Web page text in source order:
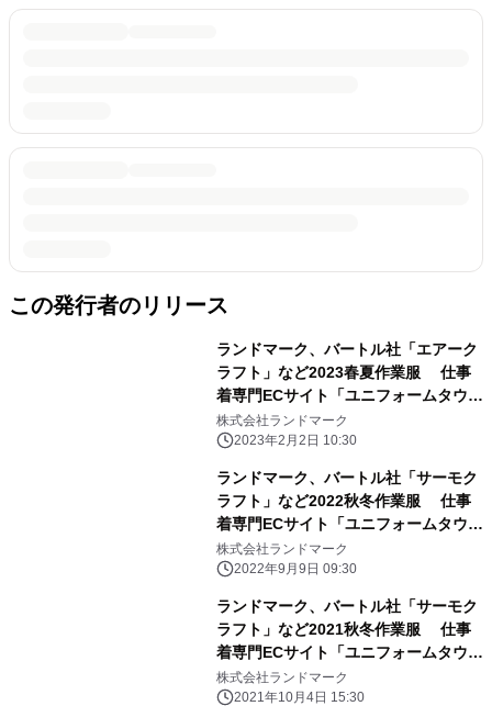
この発行者のリリース
ランドマーク、バートル社「エアーク
ラフト」など2023春夏作業服 仕事
着専門ECサイト「ユニフォームタウ
ン」にて 1月16日(月)予約開始
株式会社ランドマーク
2023年2月2日 10:30
ランドマーク、バートル社「サーモク
ラフト」など2022秋冬作業服 仕事
着専門ECサイト「ユニフォームタウ
ン」にて 9月5日(月)予約開始
株式会社ランドマーク
2022年9月9日 09:30
ランドマーク、バートル社「サーモク
ラフト」など2021秋冬作業服 仕事
着専門ECサイト「ユニフォームタウ
ン」にて 9月13日(月)予約開始
株式会社ランドマーク
2021年10月4日 15:30